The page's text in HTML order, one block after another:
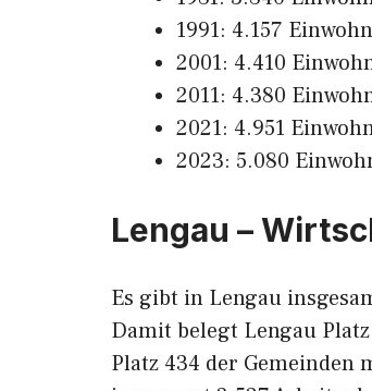
1991: 4.157
2001: 4.410
2011: 4.380
2021: 4.951
2023: 5.080
Lengau –
Es gibt in Lengau
Damit belegt Lengau
Platz 434 der Gemeinden